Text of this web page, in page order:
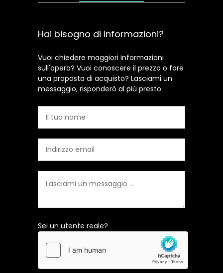
Hai bisogno di informazioni?
Vuoi chiedere maggiori informazioni
sull'opera? Vuoi conoscere il prezzo o fare
una proposta di acquisto? Lasciami un
messaggio, risponderò al più presto
Sei un utente reale?